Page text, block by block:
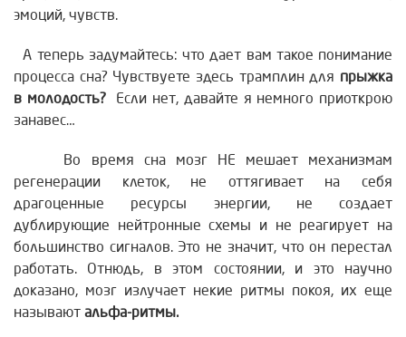
эмоций, чувств.
А теперь задумайтесь: что дает вам такое понимание
процесса сна? Чувствуете здесь трамплин для прыжка
в молодость?Если нет, давайте я немного приоткрою
занавес…
Во время сна мозг НЕ мешает механизмам
регенерации клеток, не оттягивает на себя
драгоценные ресурсы энергии, не создает
дублирующие нейтронные схемы и не реагирует на
большинство сигналов. Это не значит, что он перестал
работать. Отнюдь, в этом состоянии, и это научно
доказано, мозг излучает некие ритмы покоя, их еще
называют альфа-ритмы.